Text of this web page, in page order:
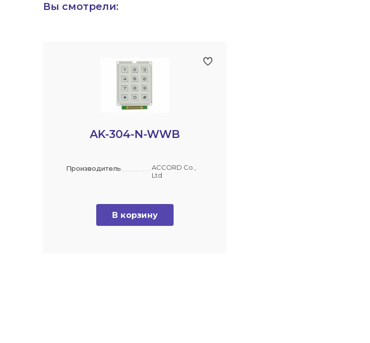
Вы смотрели:
AK-304-N-WWB
Производитель
ACCORD Co.,
Ltd
В корзину